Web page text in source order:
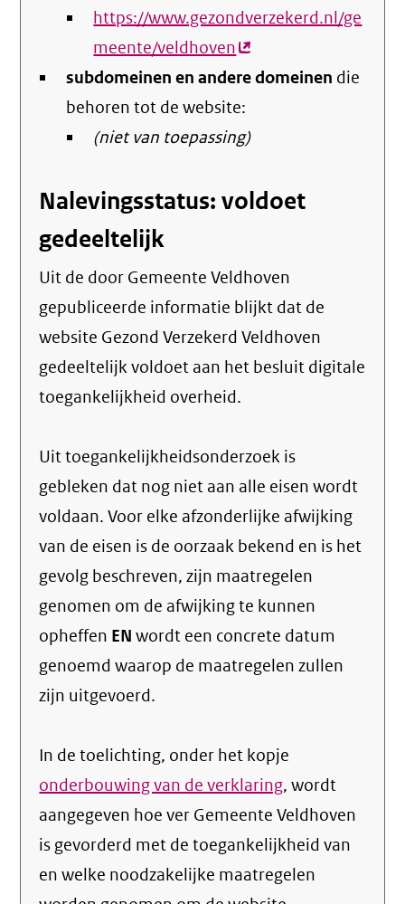
https://www.gezondverzekerd.nl/ge
meente/veldhoven(externe
link)
subdomeinen en andere domeinen die
behoren tot de website:
(niet van toepassing)
Nalevingsstatus: voldoet
gedeeltelijk
Uit de door Gemeente Veldhoven
gepubliceerde informatie blijkt dat de
website Gezond Verzekerd Veldhoven
gedeeltelijk voldoet aan het besluit digitale
toegankelijkheid overheid.
Uit toegankelijkheidsonderzoek is
gebleken dat nog niet aan alle eisen wordt
voldaan. Voor elke afzonderlijke afwijking
van de eisen is de oorzaak bekend en is het
gevolg beschreven, zijn maatregelen
genomen om de afwijking te kunnen
opheffen EN wordt een concrete datum
genoemd waarop de maatregelen zullen
zijn uitgevoerd.
In de toelichting, onder het kopje
onderbouwing van de verklaring, wordt
aangegeven hoe ver Gemeente Veldhoven
is gevorderd met de toegankelijkheid van
en welke noodzakelijke maatregelen